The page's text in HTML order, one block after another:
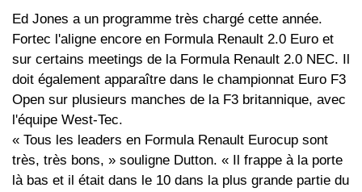
Ed Jones a un programme très chargé cette année.
Fortec l'aligne encore en Formula Renault 2.0 Euro et
sur certains meetings de la Formula Renault 2.0 NEC. Il
doit également apparaître dans le championnat Euro F3
Open sur plusieurs manches de la F3 britannique, avec
l'équipe West-Tec.
« Tous les leaders en Formula Renault Eurocup sont
très, très bons, » souligne Dutton. « Il frappe à la porte
là bas et il était dans le 10 dans la plus grande partie du